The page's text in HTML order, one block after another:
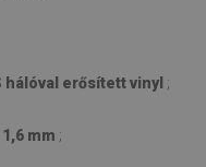
hálóval erősített vinyl ;
1,6 mm ;